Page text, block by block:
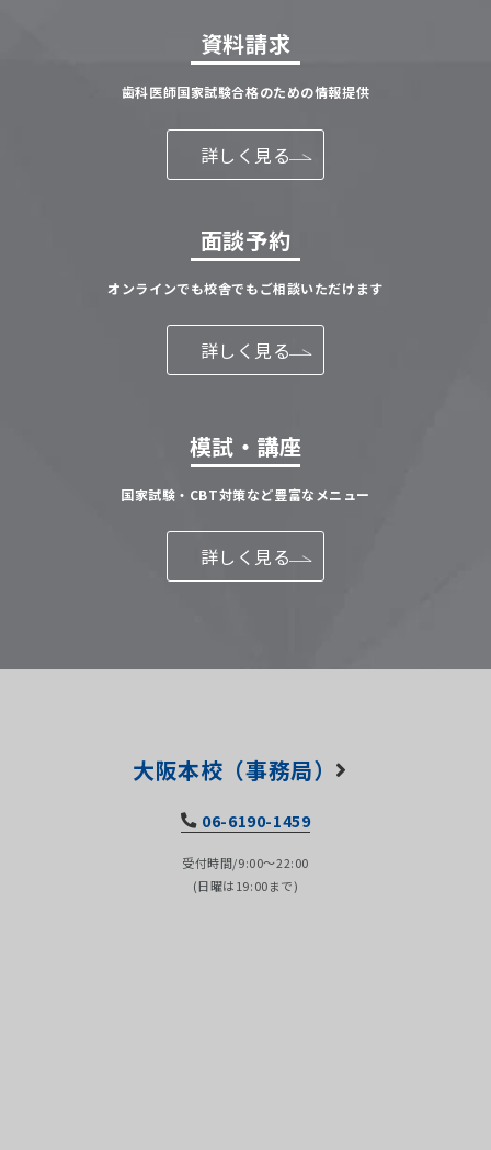
資料請求
歯科医師国家試験合格のための情報提供
詳しく見る
面談予約
オンラインでも校舎でもご相談いただけます
詳しく見る
模試・講座
国家試験・CBT対策など豊富なメニュー
詳しく見る
大阪本校（事務局）
06-6190-1459
受付時間/9:00～22:00
(日曜は19:00まで)